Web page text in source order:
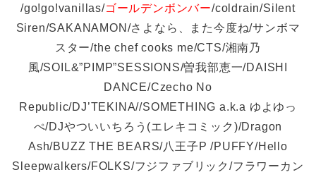
/go!go!vanillas/ゴールデンボンバー/coldrain/Silent
Siren/SAKANAMON/さよなら、また今度ね/サンボマ
スター/the chef cooks me/CTS/湘南乃
風/SOIL&”PIMP”SESSIONS/曽我部恵一/DAISHI
DANCE/Czecho No
Republic/DJ’TEKINA//SOMETHING a.k.a ゆよゆっ
ぺ/DJやついいちろう(エレキコミック)/Dragon
Ash/BUZZ THE BEARS/八王子P /PUFFY/Hello
Sleepwalkers/FOLKS/フジファブリック/フラワーカン